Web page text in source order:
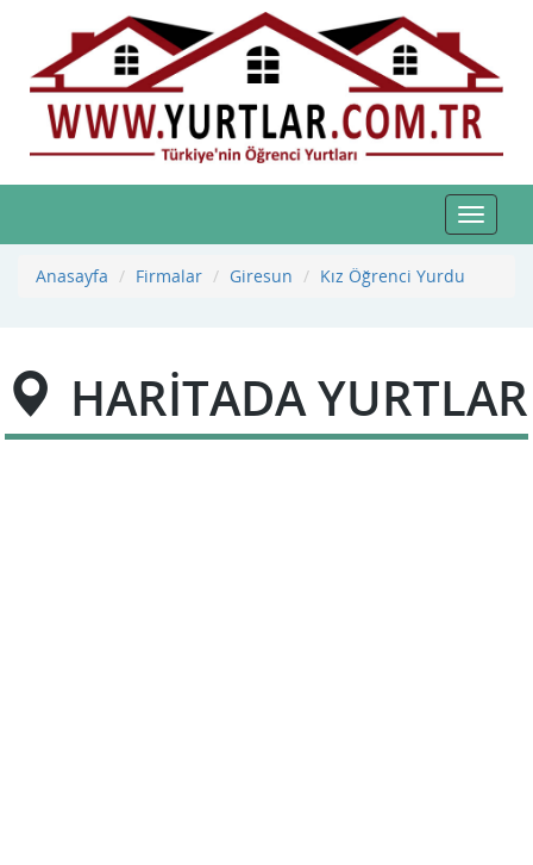
Toggle
Anasayfa
Firmalar Giresun Kız Öğrenci Yurdu
HARİTADA YURTLAR